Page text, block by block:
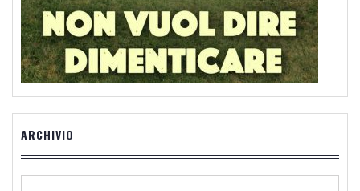
ARCHIVIO